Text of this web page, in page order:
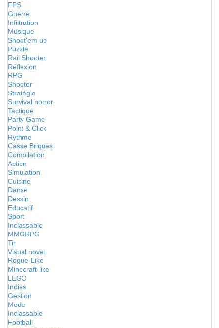
FPS
Guerre
Infiltration
Musique
Shoot'em up
Puzzle
Rail Shooter
Réflexion
RPG
Shooter
Stratégie
Survival horror
Tactique
Party Game
Point & Click
Rythme
Casse Briques
Compilation
Action
Simulation
Cuisine
Danse
Dessin
Educatif
Sport
Inclassable
MMORPG
Tir
Visual novel
Rogue-Like
Minecraft-like
LEGO
Indies
Gestion
Mode
Inclassable
Football